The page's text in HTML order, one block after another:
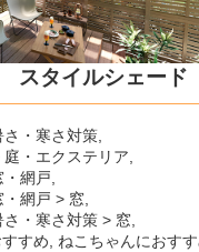
スタイルシェード
・寒さ対策,
・エクステリア,
・網戸,
網戸 > 窓,
・寒さ対策 > 窓,
すめ, ねこちゃんにおす